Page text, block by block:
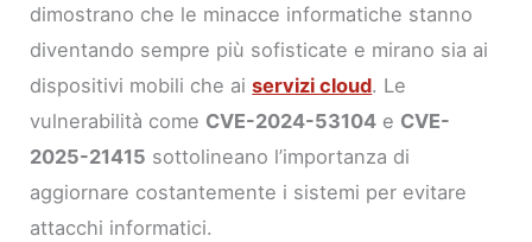
dimostrano che le minacce informatiche stanno
diventando sempre più sofisticate e mirano sia ai
dispositivi mobili che aiservizi cloud. Le
vulnerabilità come CVE-2024-53104 e CVE-
2025-21415 sottolineano l’importanza di
aggiornare costantemente i sistemi per evitare
attacchi informatici.